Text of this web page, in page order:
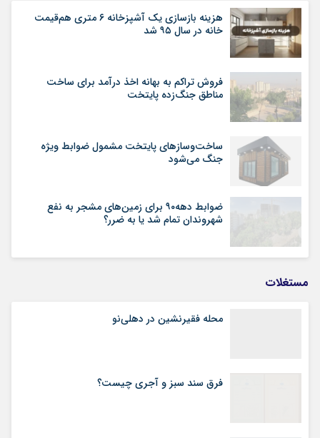
هزینه بازسازی یک آشپزخانه ۶ متری هم‌قیمت
خانه در سال ۹۵ شد
فروش تراکم به بهانه اخذ درآمد برای ساخت
مناطق جنگ‌زده پایتخت
ساخت‌وسازهای پایتخت مشمول ضوابط ویژه
جنگ می‌شود
ضوابط دهه۹۰ برای زمین‌های مشجر به نفع
شهروندان تمام شد یا به ضرر؟
مستغلات
محله فقیرنشین در دهلی‏‌نو
فرق سند سبز و آجری چیست؟